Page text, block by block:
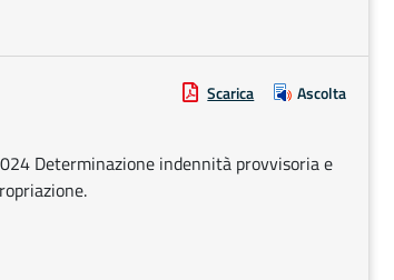
Scarica Ascolta
Determinazione indennità provvisoria e